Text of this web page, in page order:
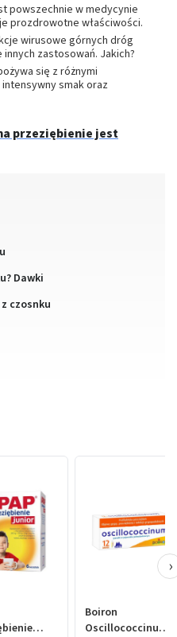
powszechnie w medycynie
prozdrowotne właściwości.
wirusowe górnych dróg
zastosowań. Jakich?
się z różnymi
smak oraz
przeziębienie jest
Dawki
czosnku
Boiron
Oscillococcinum
›